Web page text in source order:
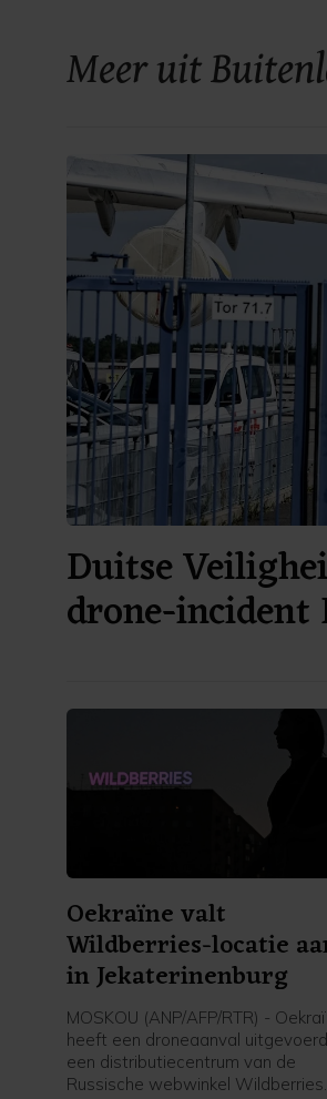
Meer uit
Duitse
drone-incident
Oekraïne valt
Wildberries-locatie
in Jekaterinenburg
MOSKOU (ANP/AFP/RTR) -
heeft een droneaanval
een distributiecentrum van de
Russische webwinkel